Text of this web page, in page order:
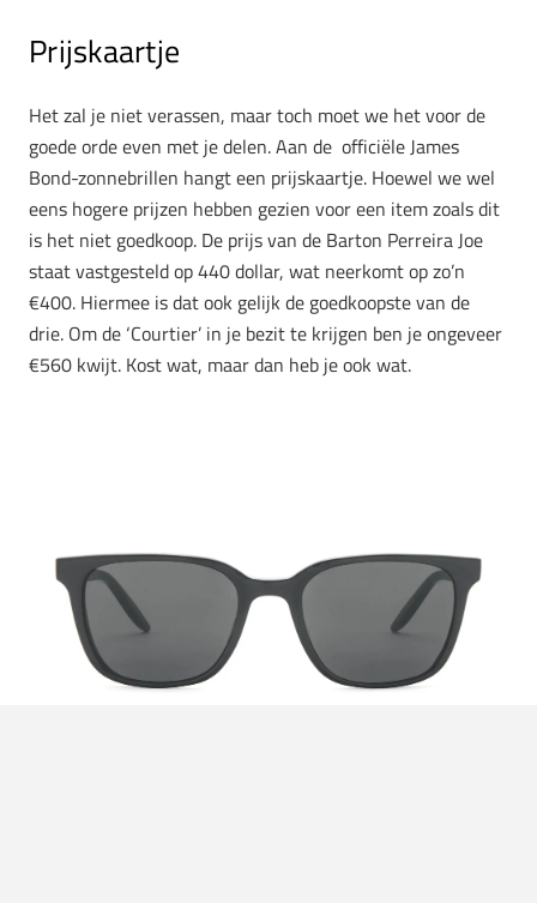
Prijskaartje
Het zal je niet verassen, maar toch moet we het voor de
goede orde even met je delen. Aan de officiële James
Bond-zonnebrillen hangt een prijskaartje. Hoewel we wel
eens hogere prijzen hebben gezien voor een item zoals dit
is het niet goedkoop. De prijs van de Barton Perreira Joe
staat vastgesteld op 440 dollar, wat neerkomt op zo’n
€400. Hiermee is dat ook gelijk de goedkoopste van de
drie. Om de ‘Courtier’ in je bezit te krijgen ben je ongeveer
€560 kwijt. Kost wat, maar dan heb je ook wat.